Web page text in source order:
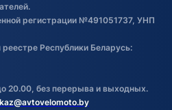
регистрации №491051737, УНП
Республики Беларусь:
20.00, без перерыва и выходных.